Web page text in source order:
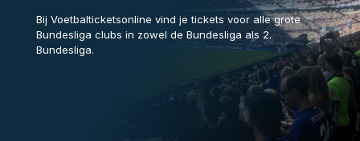
Bij Voetbalticketsonline vind je tickets voor alle grote
Bundesliga clubs in zowel de Bundesliga als 2.
Bundesliga.